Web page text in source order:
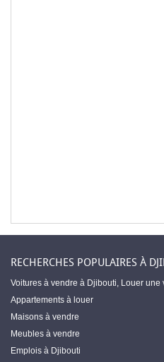
RECHERCHES POPULAIRES À
Voitures à vendre à Djibouti, Louer une
Appartements à louer
Maisons à vendre
Meubles à vendre
Emplois à Djibouti